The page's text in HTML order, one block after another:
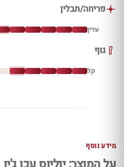
פריחה/תבלין
עדין
גוף
קל
מידע נוסף